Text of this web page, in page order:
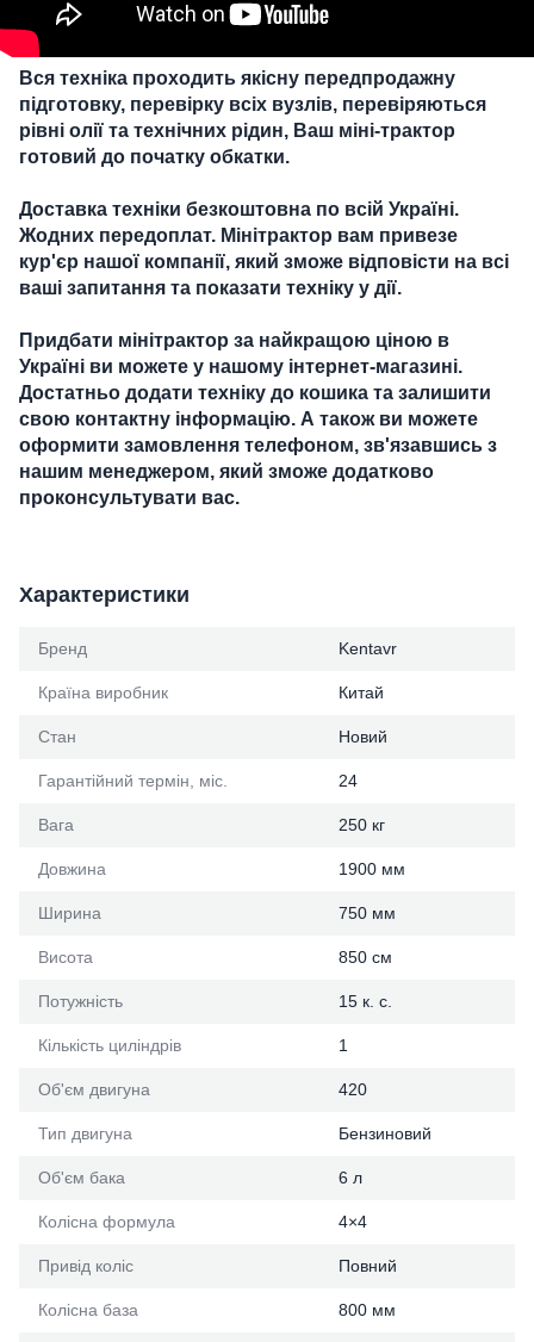
Вся техніка проходить якісну передпродажну
підготовку, перевірку всіх вузлів, перевіряються
рівні олії та технічних рідин, Ваш міні-трактор
готовий до початку обкатки.
Доставка техніки безкоштовна по всій Україні.
Жодних передоплат. Мінітрактор вам привезе
кур'єр нашої компанії, який зможе відповісти на всі
ваші запитання та показати техніку у дії.
Придбати мінітрактор за найкращою ціною в
Україні ви можете у нашому інтернет-магазині.
Достатньо додати техніку до кошика та залишити
свою контактну інформацію. А також ви можете
оформити замовлення телефоном, зв'язавшись з
нашим менеджером, який зможе додатково
проконсультувати вас.
Характеристики
Бренд Kentavr
Країна виробник Китай
Стан Новий
Гарантійний термін, міс. 24
Вага 250 кг
Довжина 1900 мм
Ширина 750 мм
Висота 850 см
Потужність 15 к. с.
Кількість циліндрів 1
Об'єм двигуна 420
Тип двигуна Бензиновий
Об'єм бака 6 л
Колісна формула 4×4
Привід коліс Повний
Колісна база 800 мм